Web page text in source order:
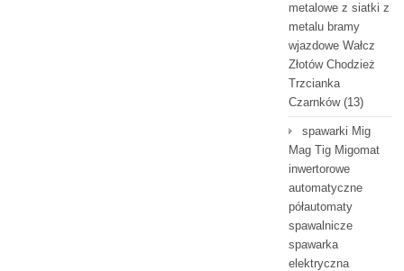
metalowe z siatki z
metalu bramy
wjazdowe Wałcz
Złotów Chodzież
Trzcianka
Czarnków(13)
spawarki Mig
Mag Tig Migomat
inwertorowe
automatyczne
półautomaty
spawalnicze
spawarka
elektryczna